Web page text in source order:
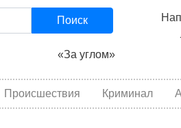
Поиск
«За углом»
Происшествия Криминал